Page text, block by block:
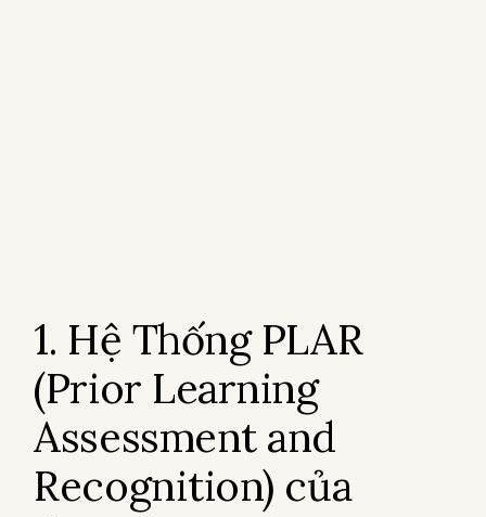
1. Hệ Thống PLAR
(Prior Learning
Assessment and
Recognition) của